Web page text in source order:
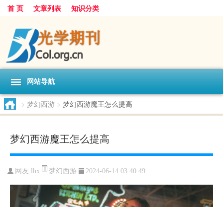
首 页 文章列表 知识分类
网站导航
> 梦幻西游 > 梦幻西游魔王怎么提高
梦幻西游魔王怎么提高
网友:lhx 梦幻西游 2024-06-14 03:40:49